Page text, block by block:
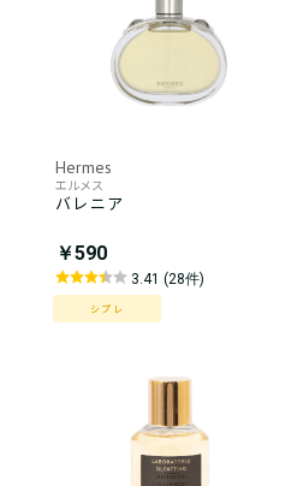
Hermes
エルメス
バレニア
￥590
3.41 (28件)
シプレ